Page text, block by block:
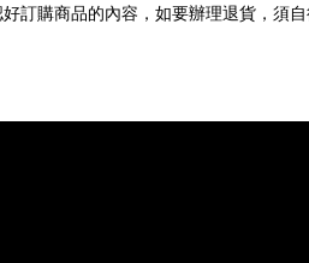
訂購商品的內容，如要辦理退貨，須自